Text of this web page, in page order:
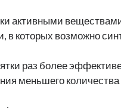
активными
в которых возможно
раз более
меньшего